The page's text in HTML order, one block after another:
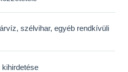
szélvihar, egyéb rendkívüli